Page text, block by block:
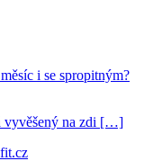
i se spropitným?
vyvěšený na zdi […]